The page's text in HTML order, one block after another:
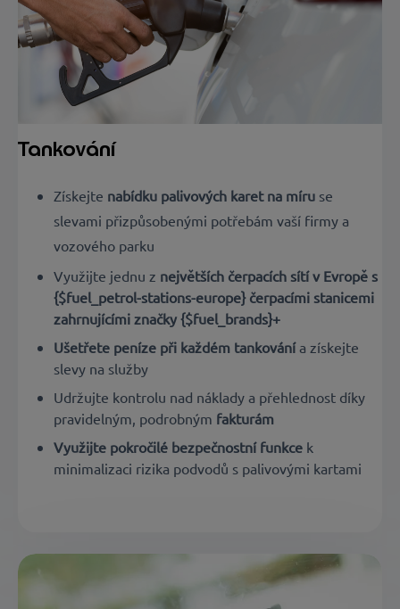
Tankování
Získejte nabídku palivových karet na míru se
slevami přizpůsobenými potřebám vaší firmy a
vozového parku
Využijte jednu z největších čerpacích sítí v Evropě s
{$fuel_petrol-stations-europe} čerpacími stanicemi
zahrnujícími značky {$fuel_brands}+
Ušetřete peníze při každém tankovánía získejte
slevy na služby
Udržujte kontrolu nad náklady a přehlednost díky
pravidelným, podrobným fakturám
Využijte pokročilé bezpečnostní funkce k
minimalizaci rizika podvodů s palivovými kartami